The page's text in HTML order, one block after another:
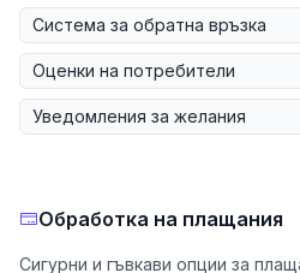
Система за обратна връзка
Оценки на потребители
Уведомления за желания
Обработка на плащания
Сигурни и гъвкави опции за